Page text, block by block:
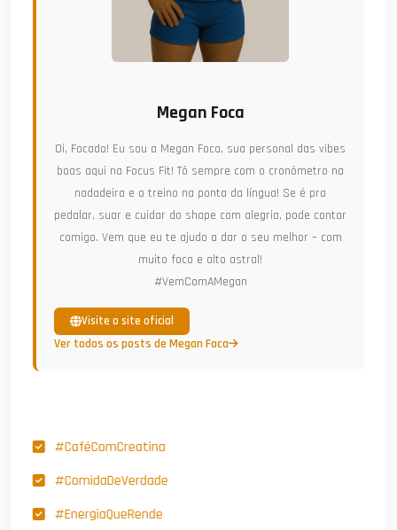
Megan Foca
Oi, Focado! Eu sou a Megan Foca, sua personal das vibes
boas aqui na Focus Fit! Tô sempre com o cronômetro na
nadadeira e o treino na ponta da língua! Se é pra
pedalar, suar e cuidar do shape com alegria, pode contar
comigo. Vem que eu te ajudo a dar o seu melhor – com
muito foco e alto astral!
#VemComAMegan
Visite o site oficial
Ver todos os posts de Megan Foca
#CaféComCreatina
#ComidaDeVerdade
#EnergiaQueRende